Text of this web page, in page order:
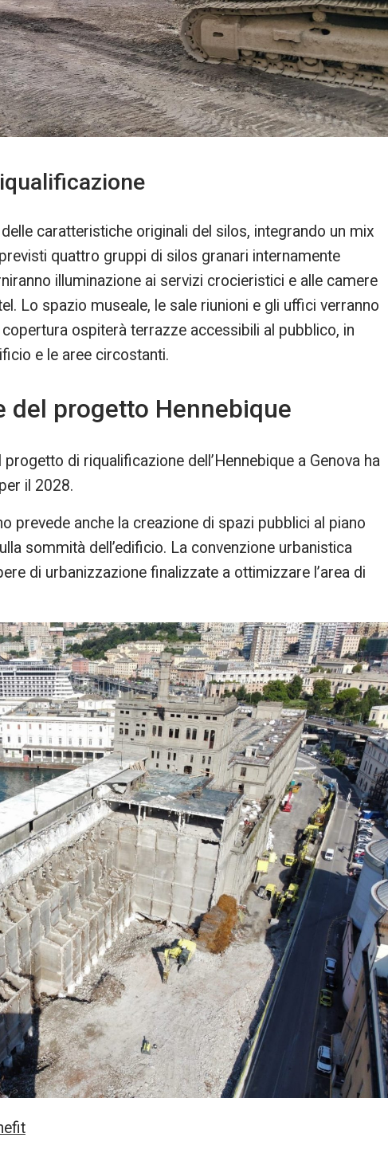
caratteristiche originali del silos, integrando un mix
quattro gruppi di silos granari internamente
illuminazione ai servizi crocieristici e alle camere
Lo spazio museale, le sale riunioni e gli uffici verranno
ospiterà terrazze accessibili al pubblico, in
e le aree circostanti.
del progetto Hennebique
di riqualificazione dell’Hennebique a Genova ha
il 2028.
prevede anche la creazione di spazi pubblici al piano
sommità dell’edificio. La convenzione urbanistica
di urbanizzazione finalizzate a ottimizzare l’area di